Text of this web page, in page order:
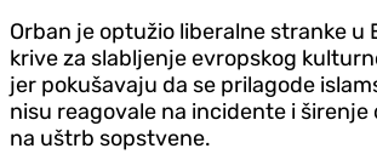
Orban je optužio liberalne stranke u
krive za slabljenje evropskog
jer pokušavaju da se prilagode
nisu reagovale na incidente i
na uštrb sopstvene.